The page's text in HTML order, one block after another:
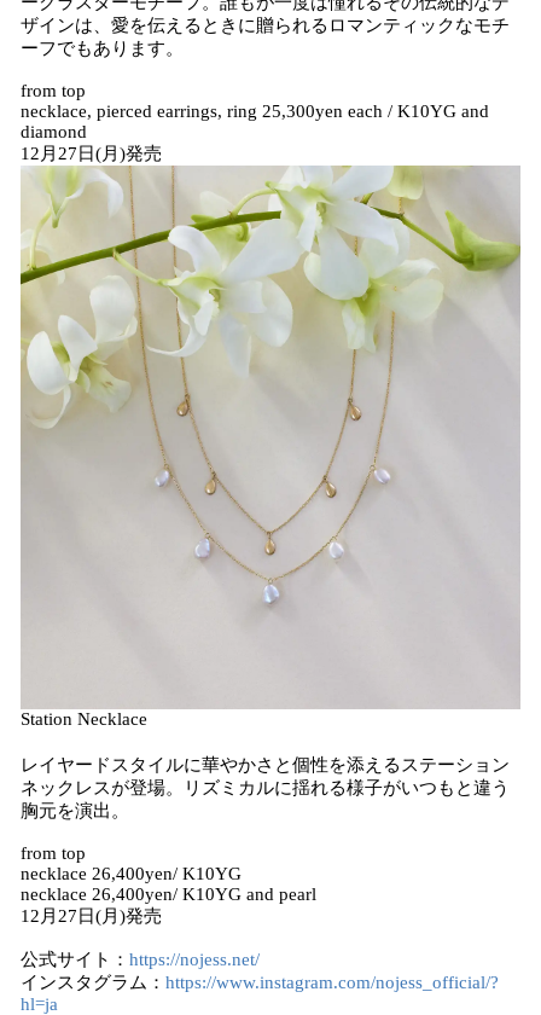
ザインは、愛を伝えるときに贈られるロマンティックなモチ
ーフでもあります。
from top
necklace, pierced earrings, ring 25,300yen each / K10YG and
diamond
12月27日(月)発売
Station Necklace
レイヤードスタイルに華やかさと個性を添えるステーション
ネックレスが登場。リズミカルに揺れる様子がいつもと違う
胸元を演出。
from top
necklace 26,400yen/ K10YG
necklace 26,400yen/ K10YG and pearl
12月27日(月)発売
公式サイト： https://nojess.net/
インスタグラム： https://www.instagram.com/nojess_official/?
hl=ja